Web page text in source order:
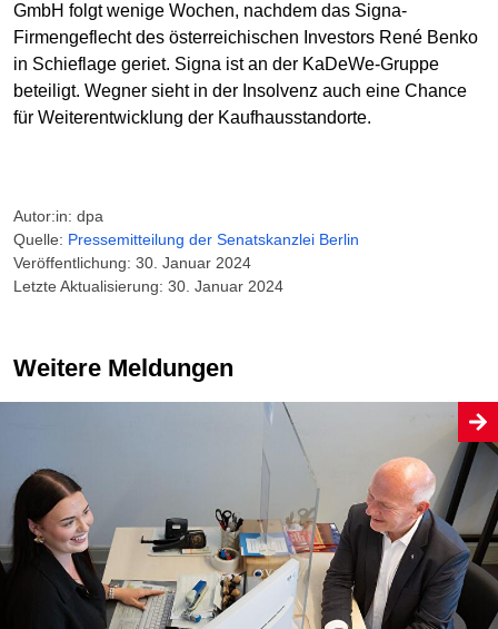
GmbH folgt wenige Wochen, nachdem das Signa-
Firmengeflecht des österreichischen Investors René Benko
in Schieflage geriet. Signa ist an der KaDeWe-Gruppe
beteiligt. Wegner sieht in der Insolvenz auch eine Chance
für Weiterentwicklung der Kaufhausstandorte.
Autor:in: dpa
Quelle: Pressemitteilung der Senatskanzlei Berlin
Veröffentlichung: 30. Januar 2024
Letzte Aktualisierung: 30. Januar 2024
Weitere Meldungen